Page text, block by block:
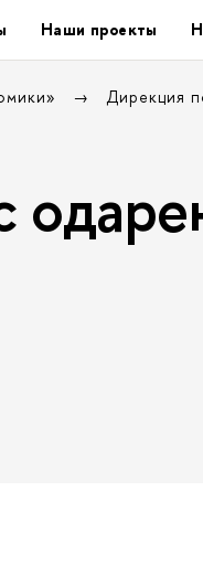
Наши проекты
Дирекция